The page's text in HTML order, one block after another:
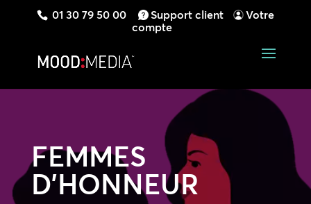
01 30 79 50 00 Support client
Votre
compte
FEMMES
D’HONNEUR